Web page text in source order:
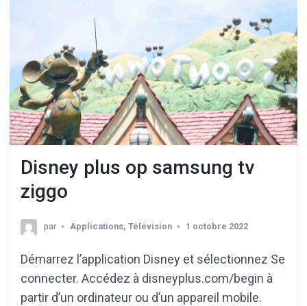
Disney plus op samsung tv
ziggo
par Applications, Télévision 1 octobre 2022
Démarrez l’application Disney et sélectionnez Se
connecter. Accédez à disneyplus.com/begin à
partir d’un ordinateur ou d’un appareil mobile.